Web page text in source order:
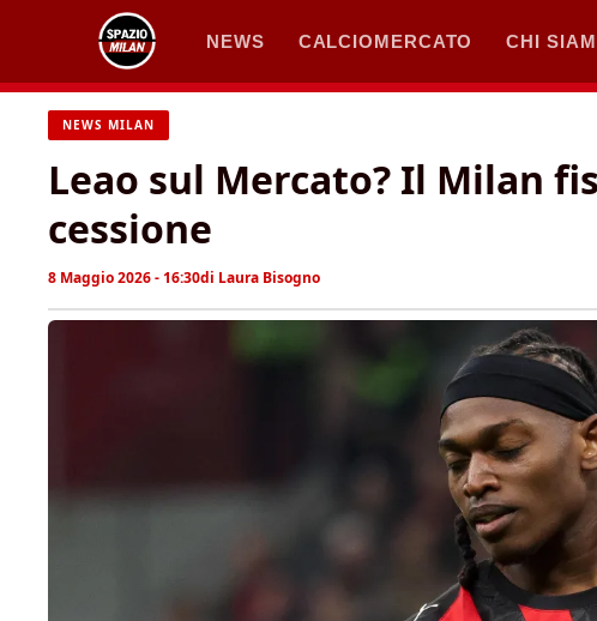
contenuto
NEWS CALCIOMERCATO CHI
NEWS MILAN
Leao sul Mercato? Il Milan
cessione
8 Maggio 2026 - 16:30di Laura Bisogno